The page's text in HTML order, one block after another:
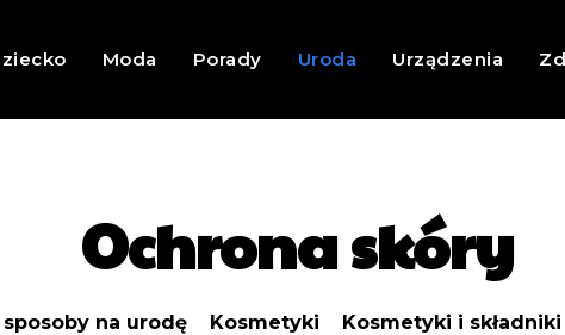
Moda Porady Uroda Urządzenia
Ochrona skóry
na urodę Kosmetyki Kosmetyki i składniki